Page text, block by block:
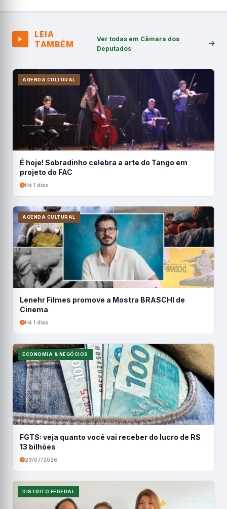
LEIA
TAMBÉM
Ver todas em Câmara dos
Deputados
AGENDA CULTURAL
É hoje! Sobradinho celebra a arte do Tango em
projeto do FAC
Há 1 dias
AGENDA CULTURAL
Lenehr Filmes promove a Mostra BRASCHI de
Cinema
Há 1 dias
ECONOMIA & NEGÓCIOS
FGTS: veja quanto você vai receber do lucro de R$
13 bilhões
29/07/2026
DISTRITO FEDERAL